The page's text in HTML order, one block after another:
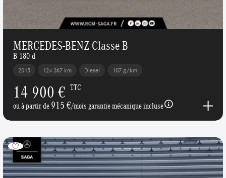
MERCEDES-BENZ Classe B
B 180 d
2015 124 367 km Diesel 107 g/km
14 900 € TTC
ou à partir de915 €/mois garantie mécanique incluse